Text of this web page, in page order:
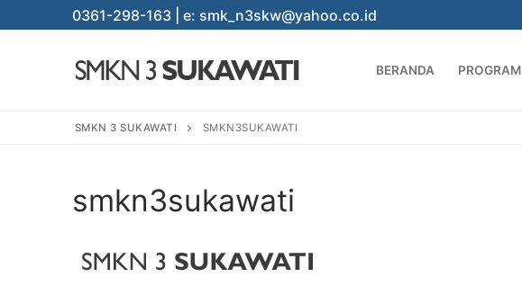
ke
0361-298-163 | e: smk_n3skw@yahoo.co.id
BERANDA PROGRAM
Cari:
SMKN 3 SUKAWATI SMKN3SUKAWATI
smkn3sukawati